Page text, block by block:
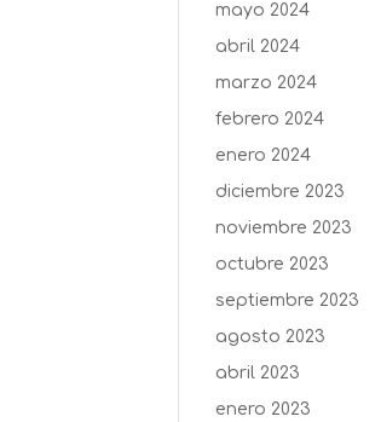
mayo 2024
abril 2024
marzo 2024
febrero 2024
enero 2024
diciembre 2023
noviembre 2023
octubre 2023
septiembre 2023
agosto 2023
abril 2023
enero 2023